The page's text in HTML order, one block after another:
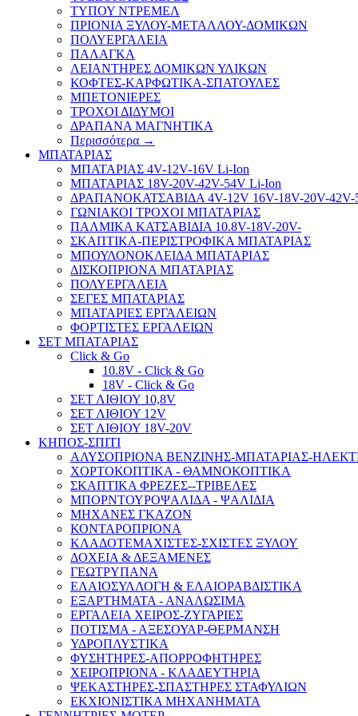
ΤΥΠΟΥ ΝΤΡΕΜΕΛ
ΠΡΙΟΝΙΑ ΞΥΛΟΥ-ΜΕΤΑΛΛΟΥ-ΔΟΜΙΚΩΝ
ΠΟΛΥΕΡΓΑΛΕΙΑ
ΠΑΛΑΓΚΑ
ΛΕΙΑΝΤΗΡΕΣ ΔΟΜΙΚΩΝ ΥΛΙΚΩΝ
ΚΟΦΤΕΣ-ΚΑΡΦΩΤΙΚΑ-ΣΠΑΤΟΥΛΕΣ
ΜΠΕΤΟΝΙΕΡΕΣ
ΤΡΟΧΟΙ ΔΙΔΥΜΟΙ
ΔΡΑΠΑΝΑ ΜΑΓΝΗΤΙΚΑ
Περισσότερα →
ΜΠΑΤΑΡΙΑΣ
ΜΠΑΤΑΡΙΑΣ 4V-12V-16V Li-Ion
ΜΠΑΤΑΡΙΑΣ 18V-20V-42V-54V Li-Ion
ΔΡΑΠΑΝΟΚΑΤΣΑΒΙΔΑ 4V-12V 16V-18V-20V-42V-
ΓΩΝΙΑΚΟΙ ΤΡΟΧΟΙ ΜΠΑΤΑΡΙΑΣ
ΠΑΛΜΙΚΑ ΚΑΤΣΑΒΙΔΙΑ 10.8V-18V-20V-
ΣΚΑΠΤΙΚΑ-ΠΕΡΙΣΤΡΟΦΙΚΑ ΜΠΑΤΑΡΙΑΣ
ΜΠΟΥΛΟΝΟΚΛΕΙΔΑ ΜΠΑΤΑΡΙΑΣ
ΔΙΣΚΟΠΡΙΟΝΑ ΜΠΑΤΑΡΙΑΣ
ΠΟΛΥΕΡΓΑΛΕΙΑ
ΣΕΓΕΣ ΜΠΑΤΑΡΙΑΣ
ΜΠΑΤΑΡΙΕΣ ΕΡΓΑΛΕΙΩΝ
ΦΟΡΤΙΣΤΕΣ ΕΡΓΑΛΕΙΩΝ
ΣΕΤ ΜΠΑΤΑΡΙΑΣ
Click & Go
10.8V - Click & Go
18V - Click & Go
ΣΕΤ ΛΙΘΙΟΥ 10,8V
ΣΕΤ ΛΙΘΙΟΥ 12V
ΣΕΤ ΛΙΘΙΟΥ 18V-20V
ΚΗΠΟΣ-ΣΠΙΤΙ
ΑΛΥΣΟΠΡΙΟΝΑ ΒΕΝΖΙΝΗΣ-ΜΠΑΤΑΡΙΑΣ-
ΧΟΡΤΟΚΟΠΤΙΚΑ - ΘΑΜΝΟΚΟΠΤΙΚΑ
ΣΚΑΠΤΙΚΑ ΦΡΕΖΕΣ--ΤΡΙΒΕΛΕΣ
ΜΠΟΡΝΤΟΥΡΟΨΑΛΙΔΑ - ΨΑΛΙΔΙΑ
ΜΗΧΑΝΕΣ ΓΚΑΖΟΝ
ΚΟΝΤΑΡΟΠΡΙΟΝΑ
ΚΛΑΔΟΤΕΜΑΧΙΣΤΕΣ-ΣΧΙΣΤΕΣ ΞΥΛΟΥ
ΔΟΧΕΙΑ & ΔΕΞΑΜΕΝΕΣ
ΓΕΩΤΡΥΠΑΝΑ
ΕΛΑΙΟΣΥΛΛΟΓΗ & ΕΛΑΙΟΡΑΒΔΙΣΤΙΚΑ
ΕΞΑΡΤΗΜΑΤΑ - ΑΝΑΛΩΣΙΜΑ
ΕΡΓΑΛΕΙΑ ΧΕΙΡΟΣ-ΖΥΓΑΡΙΕΣ
ΠΟΤΙΣΜΑ - ΑΞΕΣΟΥΑΡ-ΘΕΡΜΑΝΣΗ
ΥΔΡΟΠΛΥΣΤΙΚΑ
ΦΥΣΗΤΗΡΕΣ-ΑΠΟΡΡΟΦΗΤΗΡΕΣ
ΧΕΙΡΟΠΡΙΟΝΑ - ΚΛΑΔΕΥΤΗΡΙΑ
ΨΕΚΑΣΤΗΡΕΣ-ΣΠΑΣΤΗΡΕΣ ΣΤΑΦΥΛΙΩΝ
ΕΚΧΙΟΝΙΣΤΙΚΑ ΜΗΧΑΝΗΜΑΤΑ